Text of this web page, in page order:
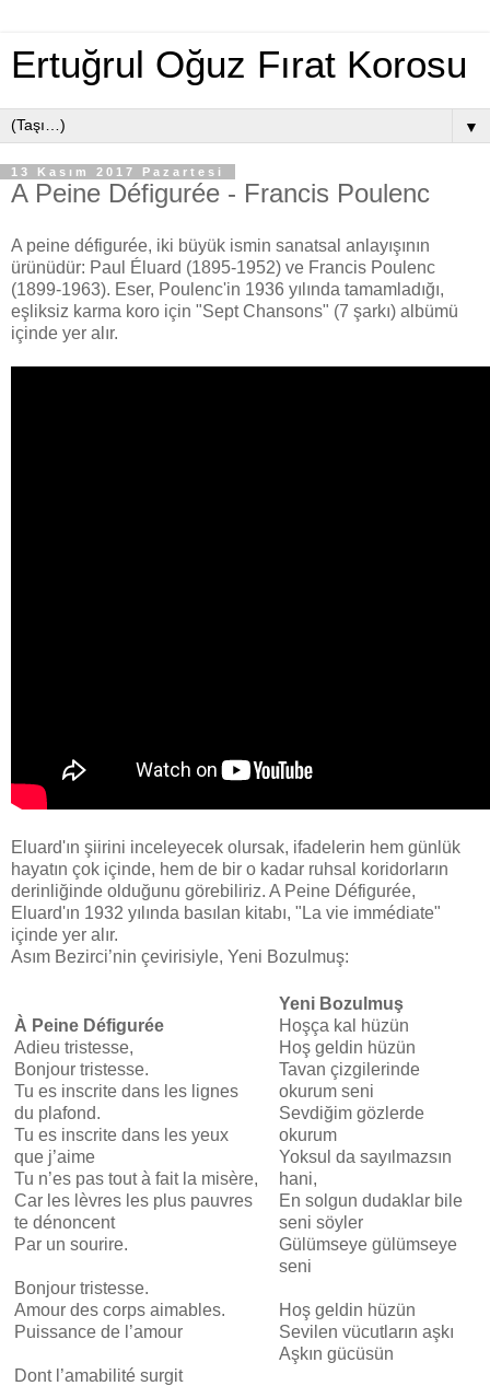
Ertuğrul Oğuz Fırat Korosu
▼
13 Kasım 2017 Pazartesi
A Peine Défigurée - Francis Poulenc
A peine défigurée, iki büyük ismin sanatsal anlayışının
ürünüdür: Paul Éluard (1895-1952) ve Francis Poulenc
(1899-1963). Eser, Poulenc'in 1936 yılında tamamladığı,
eşliksiz karma koro için "Sept Chansons" (7 şarkı) albümü
içinde yer alır.
Eluard'ın şiirini inceleyecek olursak, ifadelerin hem günlük
hayatın çok içinde, hem de bir o kadar ruhsal koridorların
derinliğinde olduğunu görebiliriz. A Peine Défigurée,
Eluard'ın 1932 yılında basılan kitabı, "La vie immédiate"
içinde yer alır.
Asım Bezirci’nin çevirisiyle, Yeni Bozulmuş:
À Peine Défigurée
Adieu tristesse,
Bonjour tristesse.
Tu es inscrite dans les lignes
du plafond.
Tu es inscrite dans les yeux
que j’aime
Tu n’es pas tout à fait la misère,
Car les lèvres les plus pauvres
te dénoncent
Par un sourire.
Bonjour tristesse.
Amour des corps aimables.
Puissance de l’amour
Dont l’amabilité surgit
Yeni Bozulmuş
Hoşça kal hüzün
Hoş geldin hüzün
Tavan çizgilerinde
okurum seni
Sevdiğim gözlerde
okurum
Yoksul da sayılmazsın
hani,
En solgun dudaklar bile
seni söyler
Gülümseye gülümseye
seni
Hoş geldin hüzün
Sevilen vücutların aşkı
Aşkın gücüsün